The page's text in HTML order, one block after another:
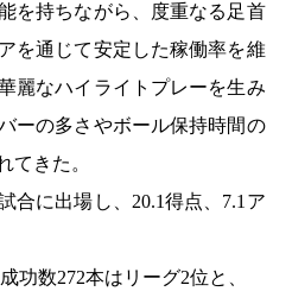
を持ちながら、度重なる足首
を通じて安定した稼働率を維
麗なハイライトプレーを生み
ーの多さやボール保持時間の
てきた。
合に出場し、20.1得点、7.1ア
功数272本はリーグ2位と、